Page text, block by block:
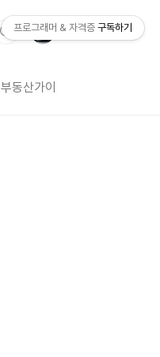
부동산가이드
프로그래머 & 자격증 구독하기